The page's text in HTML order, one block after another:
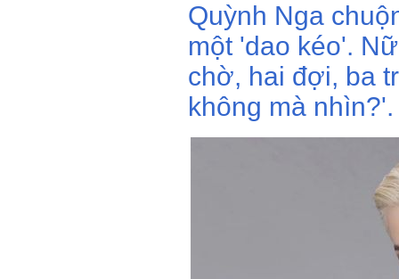
Quỳnh Nga
một 'dao kéo'.
chờ, hai đợi, ba
không mà nhìn?'.